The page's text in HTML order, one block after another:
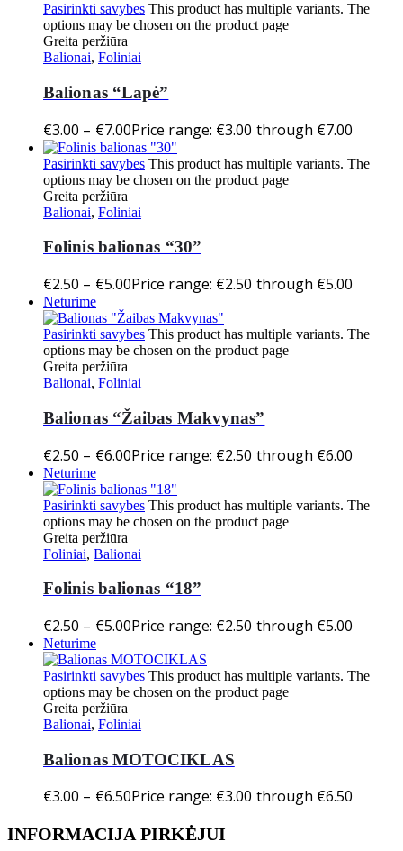
Pasirinkti savybes This product has multiple variants. The
options may be chosen on the product page
Greita peržiūra
Balionai, Foliniai
Balionas “Lapė”
€3.00 – €7.00Price range: €3.00 through €7.00
Pasirinkti savybes This product has multiple variants. The
options may be chosen on the product page
Greita peržiūra
Balionai, Foliniai
Folinis balionas “30”
€2.50 – €5.00Price range: €2.50 through €5.00
Neturime
Pasirinkti savybes This product has multiple variants. The
options may be chosen on the product page
Greita peržiūra
Balionai, Foliniai
Balionas “Žaibas Makvynas”
€2.50 – €6.00Price range: €2.50 through €6.00
Neturime
Pasirinkti savybes This product has multiple variants. The
options may be chosen on the product page
Greita peržiūra
Foliniai, Balionai
Folinis balionas “18”
€2.50 – €5.00Price range: €2.50 through €5.00
Neturime
Pasirinkti savybes This product has multiple variants. The
options may be chosen on the product page
Greita peržiūra
Balionai, Foliniai
Balionas MOTOCIKLAS
€3.00 – €6.50Price range: €3.00 through €6.50
INFORMACIJA PIRKĖJUI